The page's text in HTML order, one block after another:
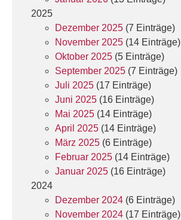
2025
Dezember 2025 (7 Einträge)
November 2025 (14 Einträge)
Oktober 2025 (5 Einträge)
September 2025 (7 Einträge)
Juli 2025 (17 Einträge)
Juni 2025 (16 Einträge)
Mai 2025 (14 Einträge)
April 2025 (14 Einträge)
März 2025 (6 Einträge)
Februar 2025 (14 Einträge)
Januar 2025 (16 Einträge)
2024
Dezember 2024 (6 Einträge)
November 2024 (17 Einträge)